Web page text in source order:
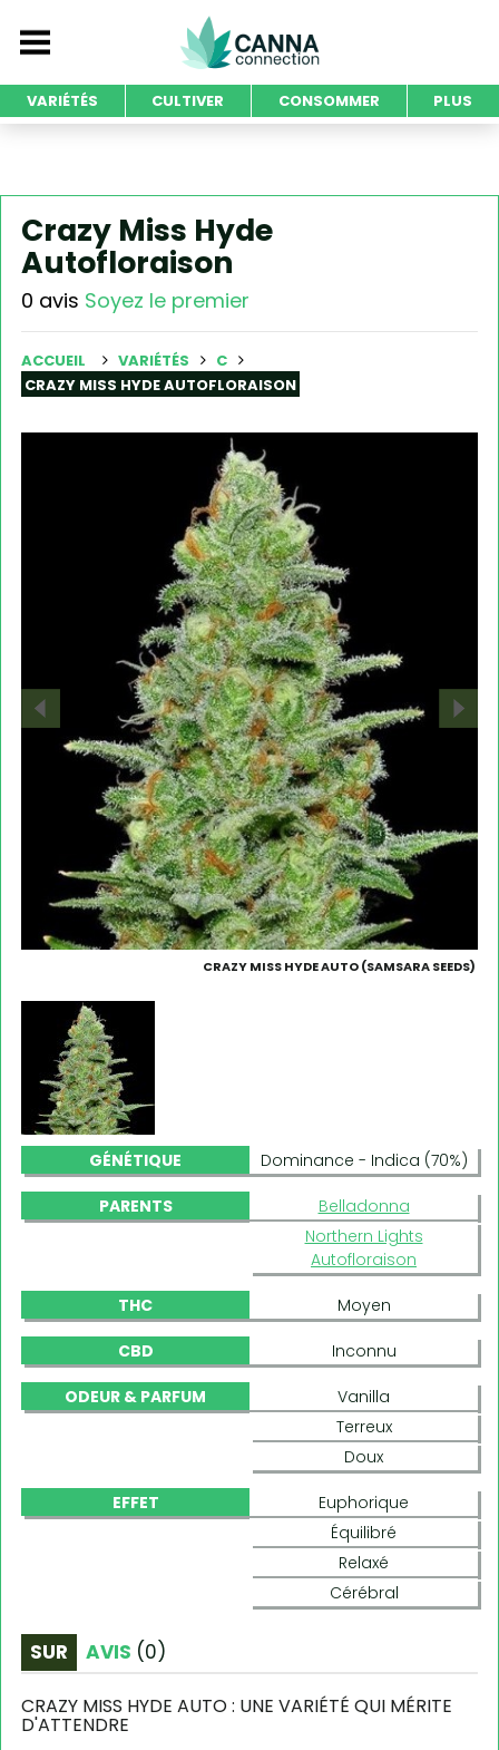
VARIÉTÉS CULTIVER CONSOMMER PLUS
Crazy Miss Hyde
Autofloraison
0 avis Soyez le premier
ACCUEIL VARIÉTÉS
C
CRAZY MISS HYDE AUTOFLORAISON
CRAZY MISS HYDE AUTO (SAMSARA SEEDS)
GÉNÉTIQUE Dominance - Indica (70%)
PARENTS
Belladonna
Northern Lights
Autofloraison
THC Moyen
CBD Inconnu
ODEUR & PARFUM
Vanilla
Terreux
Doux
EFFET
Euphorique
Équilibré
Relaxé
Cérébral
SUR AVIS (0)
CRAZY MISS HYDE AUTO : UNE VARIÉTÉ QUI MÉRITE
D'ATTENDRE